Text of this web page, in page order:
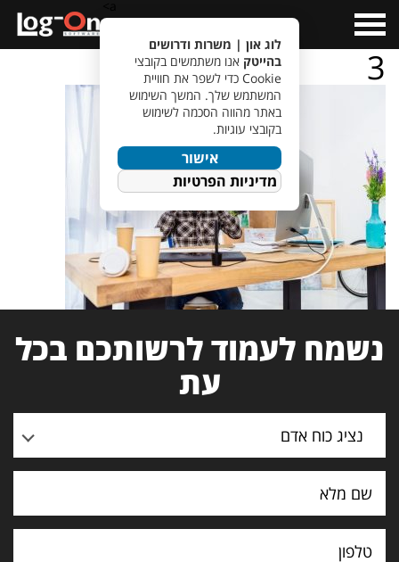
Menu
3
נשמח לעמוד לרשותכם בכל
עת
נציג כוח אדם
לוג און | משרות ודרושים
בהייטק אנו משתמשים בקובצי
Cookie כדי לשפר את חוויית
המשתמש שלך. המשך השימוש
באתר מהווה הסכמה לשימוש
בקובצי עוגיות.
אישור
מדיניות הפרטיות